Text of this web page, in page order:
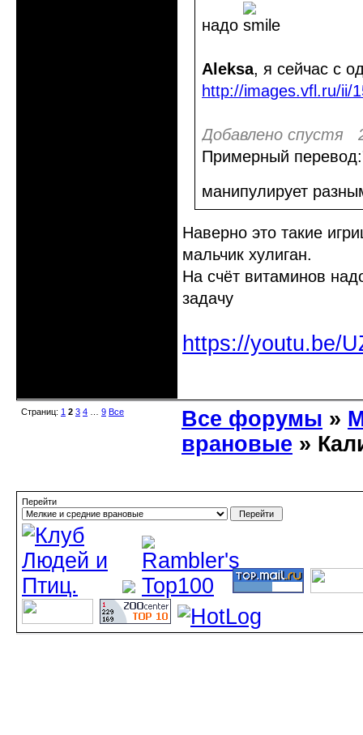
надо
Aleksa, я сейчас с
http://images.vfl.ru/ii/
Добавлено спустя
Примерный
манипулирует
Наверно это такие
мальчик хулиган.
На счёт витаминов
задачу
https://youtu.be/
Страниц: 1 2 3 4 9 Все Все форумы »
врановые »
Перейти